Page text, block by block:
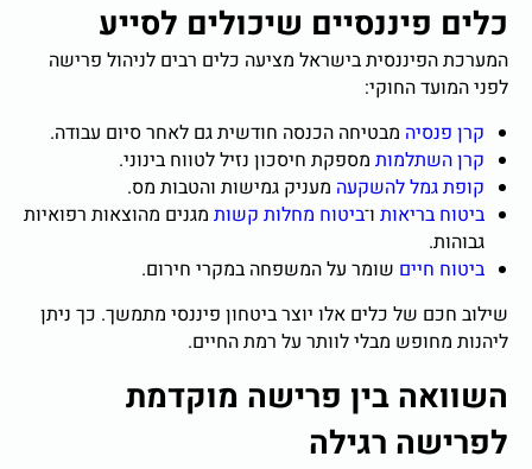
כלים פיננסיים שיכולים לסייע
המערכת הפיננסית בישראל מציעה כלים רבים לניהול פרישה
לפני המועד החוקי:
קרן פנסיה מבטיחה הכנסה חודשית גם לאחר סיום עבודה.
קרן השתלמות מספקת חיסכון נזיל לטווח בינוני.
קופת גמל להשקעה מעניק גמישות והטבות מס.
ביטוח בריאות ו־ביטוח מחלות קשות מגנים מהוצאות רפואיות
גבוהות.
ביטוח חיים שומר על המשפחה במקרי חירום.
שילוב חכם של כלים אלו יוצר ביטחון פיננסי מתמשך. כך ניתן
ליהנות מחופש מבלי לוותר על רמת החיים.
השוואה בין פרישה מוקדמת
לפרישה רגילה